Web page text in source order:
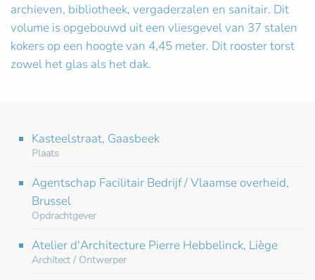
archieven, bibliotheek, vergaderzalen en sanitair. Dit
volume is opgebouwd uit een vliesgevel van 37 stalen
kokers op een hoogte van 4,45 meter. Dit rooster torst
zowel het glas als het dak.
Kasteelstraat, Gaasbeek
Plaats
Agentschap Facilitair Bedrijf / Vlaamse overheid,
Brussel
Opdrachtgever
Atelier d'Architecture Pierre Hebbelinck, Liège
Architect / Ontwerper